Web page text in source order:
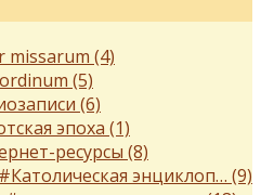
missarum (4)
(5)
(6)
эпоха (1)
ресурсы (8)
#Католическая энциклоп… (9)